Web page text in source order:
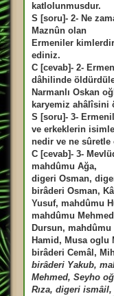
katlolunmusdur.
S [soru]- 2- Ne
Maznûn olan
Ermeniler
ediniz.
C [cevab]- 2-
dâhilinde
Narmanlı Oskan
karyemiz ahâlîsini
S [soru]- 3-
ve erkeklerin
nedir ve ne
C [cevab]- 3-
mahdûmu Ağa,
digeri Osman,
birâderi Osman,
Yusuf, mahdûmu
mahdûmu
Dursun,
Hamid, Musa oglu
birâderi Cemâl,
birâderi Yakub,
Mehmed, Seyho
Rıza, digeri